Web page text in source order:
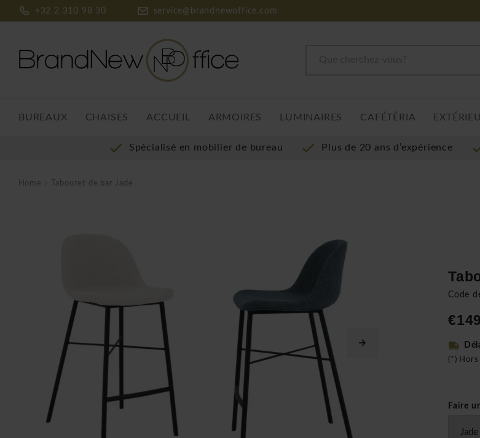
+32 2 310 98 30 service@brandnewoffice.com
BUREAUX CHAISES ACCUEIL ARMOIRES LUMINAIRES CAFÉTÉRIA
Spécialisé en mobilier de bureau Plus de 20 ans d’expérience
Home Tabouret de bar Jade
Code
(*)
Faire